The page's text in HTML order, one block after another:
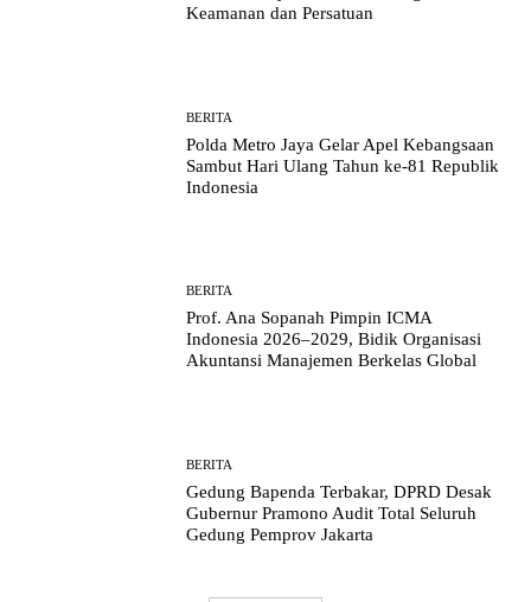
Keamanan dan Persatuan
BERITA
Polda Metro Jaya Gelar Apel Kebangsaan
Sambut Hari Ulang Tahun ke-81 Republik
Indonesia
BERITA
Prof. Ana Sopanah Pimpin ICMA
Indonesia 2026–2029, Bidik Organisasi
Akuntansi Manajemen Berkelas Global
BERITA
Gedung Bapenda Terbakar, DPRD Desak
Gubernur Pramono Audit Total Seluruh
Gedung Pemprov Jakarta